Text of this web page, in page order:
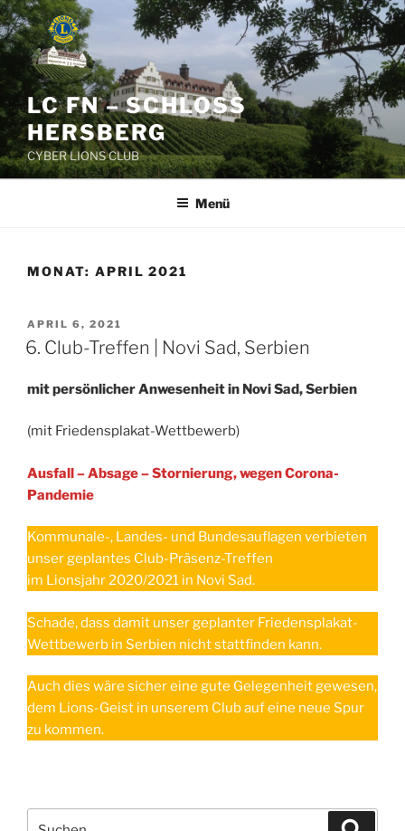
Zum
Inhalt
springen
LC FN – SCHLOSS
HERSBERG
CYBER LIONS CLUB
Menü
MONAT: APRIL 2021
VERÖFFENTLICHT
AM
APRIL 6, 2021
6. Club-Treffen | Novi Sad, Serbien
mit persönlicher Anwesenheit in Novi Sad, Serbien
(mit Friedensplakat-Wettbewerb)
Ausfall – Absage – Stornierung, wegen Corona-
Pandemie
Kommunale-, Landes- und Bundesauflagen verbieten
unser geplantes Club-Präsenz-Treffen
im Lionsjahr 2020/2021 in Novi Sad.
Schade, dass damit unser geplanter Friedensplakat-
Wettbewerb in Serbien nicht stattfinden kann.
Auch dies wäre sicher eine gute Gelegenheit gewesen,
dem Lions-Geist in unserem Club auf eine neue Spur
zu kommen.